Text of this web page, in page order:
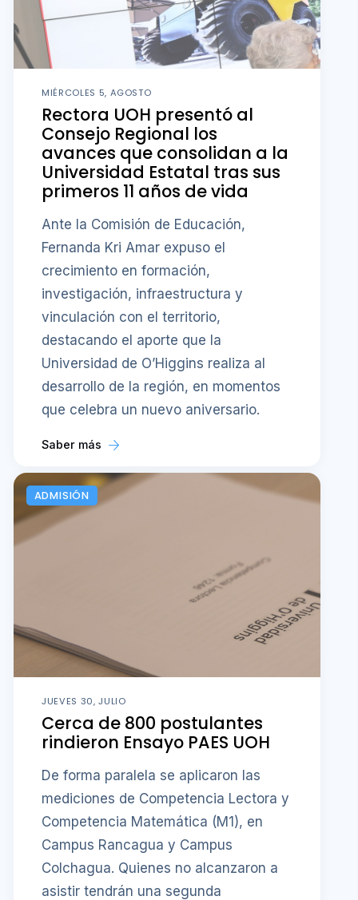
MIÉRCOLES 5, AGOSTO
Rectora UOH presentó al
Consejo Regional los
avances que consolidan a la
Universidad Estatal tras sus
primeros 11 años de vida
Ante la Comisión de Educación,
Fernanda Kri Amar expuso el
crecimiento en formación,
investigación, infraestructura y
vinculación con el territorio,
destacando el aporte que la
Universidad de O’Higgins realiza al
desarrollo de la región, en momentos
que celebra un nuevo aniversario.
Saber más
ADMISIÓN
JUEVES 30, JULIO
Cerca de 800 postulantes
rindieron Ensayo PAES UOH
De forma paralela se aplicaron las
mediciones de Competencia Lectora y
Competencia Matemática (M1), en
Campus Rancagua y Campus
Colchagua. Quienes no alcanzaron a
asistir tendrán una segunda